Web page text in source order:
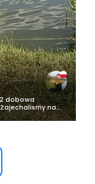
dobowa
na
i posiedzielismy